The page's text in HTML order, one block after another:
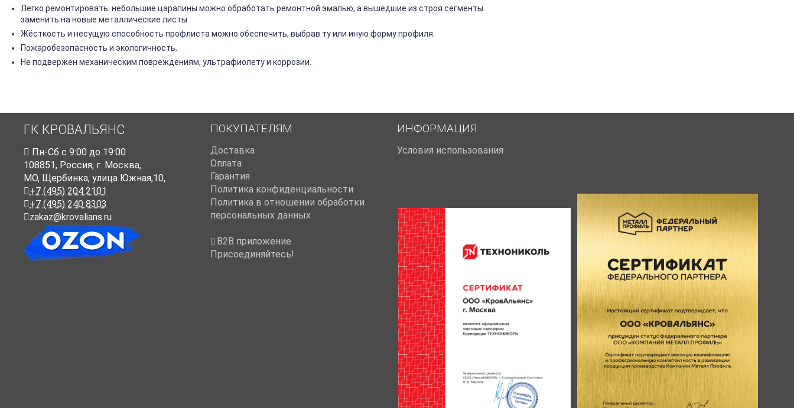
Легко ремонтировать: небольшие царапины можно обработать ремонтной эмалью, а вышедшие из строя сегменты
заменить на новые металлические листы.
Жёсткость и несущую способность профлиста можно обеспечить, выбрав ту или иную форму профиля.
Пожаробезопасность и экологичность.
Не подвержен механическим повреждениям, ультрафиолету и коррозии.
ГК КРОВАЛЬЯНС
Пн-Cб с 9:00 до 19:00
108851, Россия, г. Москва,
МО, Щербинка, улица Южная,10,
+7 (495) 204 2101
+7 (495) 240 8303
zakaz@krovalians.ru
ПОКУПАТЕЛЯМ
Доставка
Оплата
Гарантия
Политика конфиденциальности
Политика в отношении обработки
персональных данных
B2B приложение
Присоединяйтесь!
ИНФОРМАЦИЯ
Условия использования